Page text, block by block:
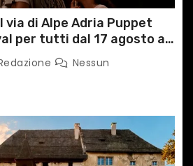
via di Alpe Adria Puppet
per tutti dal 17 agosto a
Nessun